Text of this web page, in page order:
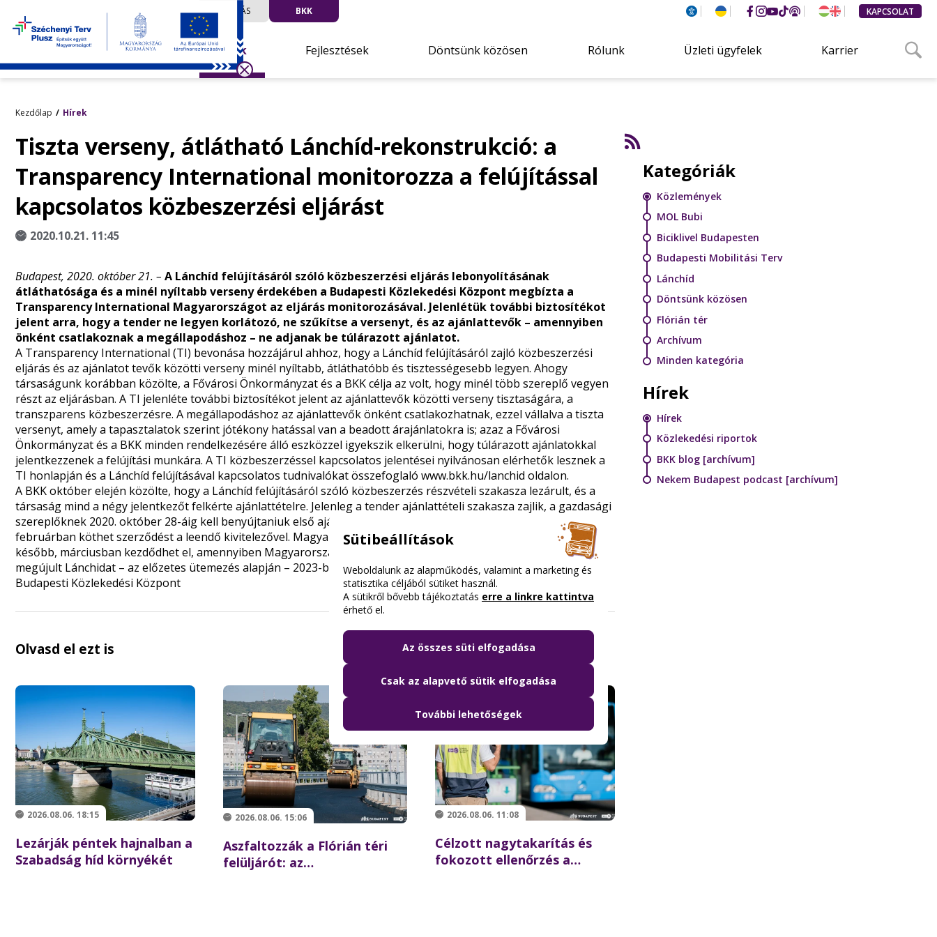
UTAZÁS BKK KAPCSOLAT
Hírek Fejlesztések Döntsünk közösen Rólunk Üzleti ügyfelek Karrier
Kezdőlap Hírek
Tiszta verseny, átlátható Lánchíd-rekonstrukció: a
Transparency International monitorozza a felújítással
kapcsolatos közbeszerzési eljárást
2020.10.21. 11:45
Budapest, 2020. október 21. – A Lánchíd felújításáról szóló közbeszerzési eljárás lebonyolításának
átláthatósága és a minél nyíltabb verseny érdekében a Budapesti Közlekedési Központ megbízta a
Transparency International Magyarországot az eljárás monitorozásával. Jelenlétük további biztosítékot
jelent arra, hogy a tender ne legyen korlátozó, ne szűkítse a versenyt, és az ajánlattevők – amennyiben
önként csatlakoznak a megállapodáshoz – ne adjanak be túlárazott ajánlatot.
A Transparency International (TI) bevonása hozzájárul ahhoz, hogy a Lánchíd felújításáról zajló közbeszerzési
eljárás és az ajánlatot tevők közötti verseny minél nyíltabb, átláthatóbb és tisztességesebb legyen. Ahogy
társaságunk korábban közölte, a Fővárosi Önkormányzat és a BKK célja az volt, hogy minél több szereplő vegyen
részt az eljárásban. A TI jelenléte további biztosítékot jelent az ajánlattevők közötti verseny tisztaságára, a
transzparens közbeszerzésre. A megállapodáshoz az ajánlattevők önként csatlakozhatnak, ezzel vállalva a tiszta
versenyt, amely a tapasztalatok szerint jótékony hatással van a beadott árajánlatokra is; azaz a Fővárosi
Önkormányzat és a BKK minden rendelkezésére álló eszközzel igyekszik elkerülni, hogy túlárazott ajánlatokkal
jelentkezzenek a felújítási munkára. A TI közbeszerzéssel kapcsolatos jelentései nyilvánosan elérhetők lesznek a
TI honlapján és a Lánchíd felújításával kapcsolatos tudnivalókat összefoglaló www.bkk.hu/lanchid oldalon.
A BKK október elején közölte, hogy a Lánchíd felújításáról szóló közbeszerzés részvételi szakasza lezárult, és a
társaság mind a négy jelentkezőt felkérte ajánlattételre. Jelenleg a tender ajánlattételi szakasza zajlik, a gazdasági
szereplőknek 2020. október 28-áig kell benyújtaniuk első ajánlatukat. Kedvező ajánlatok esetén a BKK 2021
februárban köthet szerződést a leendő kivitelezővel. Magyarország szimbólumának felújítása egy hónappal
később, márciusban kezdődhet el, amennyiben Magyarország kormánya is biztosítja az ígért támogatást. A
megújult Lánchidat – az előzetes ütemezés alapján – 2023-ban vehetik újra birtokba a közlekedők.
Budapesti Közlekedési Központ
Olvasd el ezt is
2026.08.06. 18:15
Lezárják péntek hajnalban a
Szabadság híd környékét
2026.08.06. 15:06
Aszfaltozzák a Flórián téri
felüljárót: az
2026.08.06. 11:08
Célzott nagytakarítás és
fokozott ellenőrzés a
Kategóriák
Közlemények
MOL Bubi
Biciklivel Budapesten
Budapesti Mobilitási Terv
Lánchíd
Döntsünk közösen
Flórián tér
Archívum
Minden kategória
Hírek
Hírek
Közlekedési riportok
BKK blog [archívum]
Nekem Budapest podcast [archívum]
Sütibeállítások
Weboldalunk az alapműködés, valamint a marketing és
statisztika céljából sütiket használ.
A sütikről bővebb tájékoztatás erre a linkre kattintva
érhető el.
Az összes süti elfogadása
Csak az alapvető sütik elfogadása
További lehetőségek